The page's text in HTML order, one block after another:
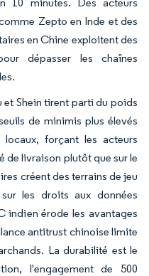
Zepto en Inde et des
en Chine exploitent des
dépasser les chaînes
et Shein tirent parti du poids
de minimis plus élevés
forçant les acteurs
de livraison plutôt que sur le
créent des terrains de jeu
les droits aux données
indien érode les avantages
antitrust chinoise limite
La durabilité est le
l'engagement de 500